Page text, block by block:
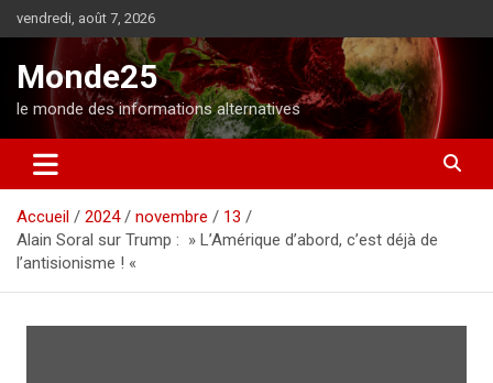
l
o
n
vendredi, août 7, 2026
Monde25
le monde des informations alternatives
Accueil 2024 novembre
13
Alain Soral sur Trump : » L’Amérique d’abord, c’est déjà de
l’antisionisme ! «